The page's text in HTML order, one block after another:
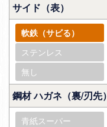
サイド（表）
軟鉄（サビる）
ステンレス
無し
鋼材 ハガネ（裏/刃先）
青紙スーパー